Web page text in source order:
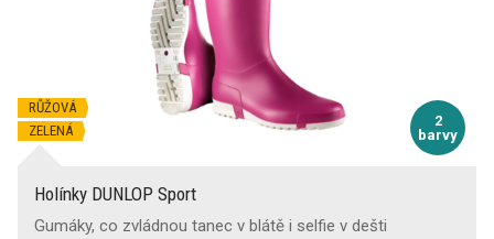
2
barvy
RŮŽOVÁ
ZELENÁ
Holínky DUNLOP Sport
Gumáky, co zvládnou tanec v blátě i selfie v dešti